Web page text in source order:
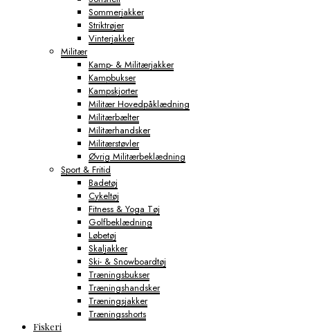
Sommerjakker
Striktrøjer
Vinterjakker
Militær
Kamp- & Militærjakker
Kampbukser
Kampskjorter
Militær Hovedpåklædning
Militærbælter
Militærhandsker
Militærstøvler
Øvrig Militærbeklædning
Sport & Fritid
Badetøj
Cykeltøj
Fitness & Yoga Tøj
Golfbeklædning
Løbetøj
Skaljakker
Ski- & Snowboardtøj
Træningsbukser
Træningshandsker
Træningsjakker
Træningsshorts
Fiskeri